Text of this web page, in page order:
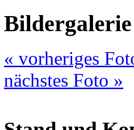
Bildergalerie
« vorheriges
nächstes Foto »